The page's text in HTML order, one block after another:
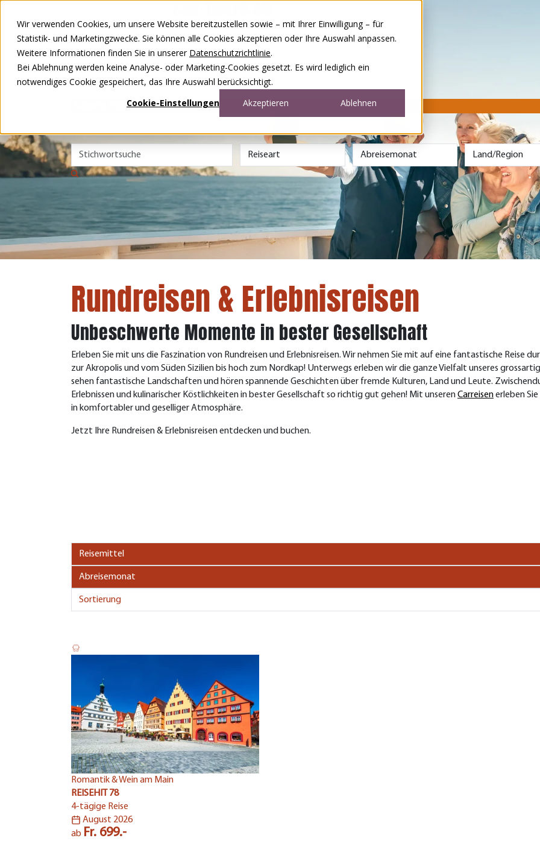
Wir verwenden Cookies, um unsere Website bereitzustellen sowie – mit Ihrer Einwilligung – für
Statistik- und Marketingzwecke. Sie können alle Cookies akzeptieren oder Ihre Auswahl anpassen.
Weitere Informationen finden Sie in unserer Datenschutzrichtlinie.
Bei Ablehnung werden keine Analyse- oder Marketing-Cookies gesetzt. Es wird lediglich ein
notwendiges Cookie gespeichert, das Ihre Auswahl berücksichtigt.
Cookie-Einstellungen
Akzeptieren Ablehnen
Unsere Reisen
Rund ums Reisen
Über uns
Kontakt
Wettbewerb
Rundreisen & Erlebnisreisen
Unbeschwerte Momente in bester Gesellschaft
Erleben Sie mit uns die Faszination von Rundreisen und Erlebnisreisen.Wir nehmen Sie mit auf eine fantastische Reise
zur Akropolis und vom Süden Sizilien bis hoch zum Nordkap! Unterwegs erleben wir die ganze Vielfalt unseres
sehen fantastische Landschaften und hören spannende Geschichten über fremde Kulturen, Land und Leute.
Erlebnissen und kulinarischer Köstlichkeiten in bester Gesellschaft so richtig gut gehen! Mit unserenCarreisenerleben
in komfortabler und geselliger Atmosphäre.
Jetzt Ihre Rundreisen & Erlebnisreisen entdecken und buchen.
Romantik & Wein am Main
REISEHIT 78
4-tägige Reise
August 2026
ab Fr. 699.-